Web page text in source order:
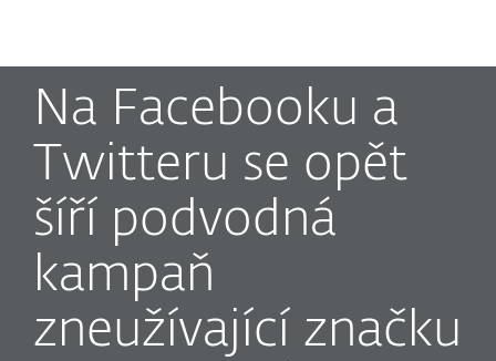
Na Facebooku a
Twitteru se opět
šíří podvodná
kampaň
zneužívající značku